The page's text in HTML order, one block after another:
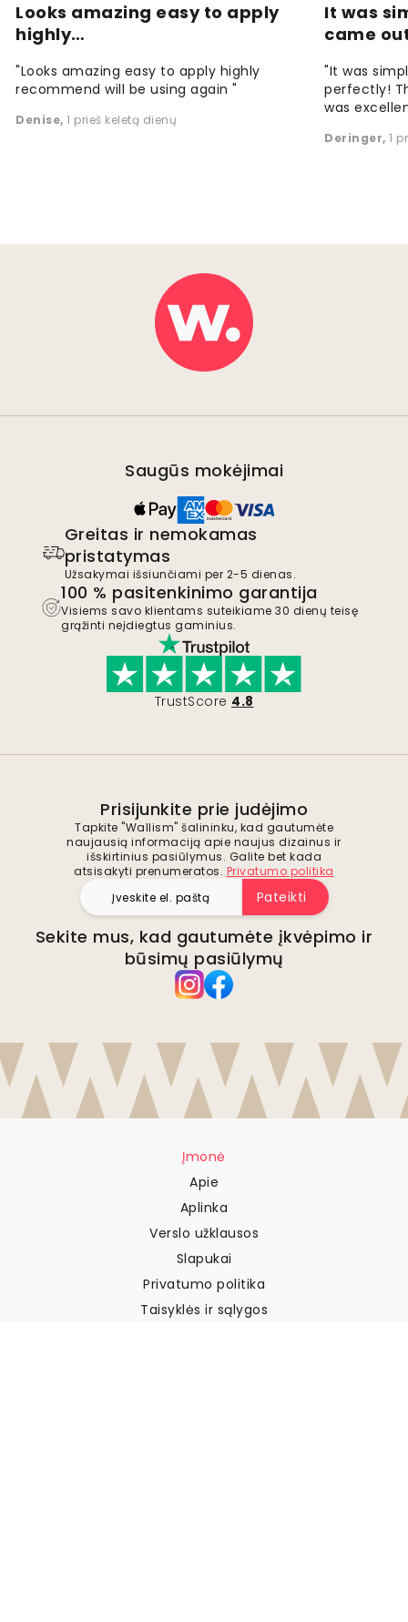
Looks amazing easy to apply
highly…
"Looks amazing easy to apply highly
recommend will be using again "
Denise, 1 prieš keletą dienų
It was
came
"It was
perfectly!
was
Deringer, 1
Saugūs mokėjimai
Greitas ir nemokamas
pristatymas
Užsakymai išsiunčiami per 2-5 dienas.
100 % pasitenkinimo garantija
Visiems savo klientams suteikiame 30 dienų teisę
grąžinti neįdiegtus gaminius.
TrustScore 4.8
Prisijunkite prie judėjimo
Tapkite "Wallism" šalininku, kad gautumėte
naujausią informaciją apie naujus dizainus ir
išskirtinius pasiūlymus. Galite bet kada
atsisakyti prenumeratos. Privatumo politika
Pateikti
Sekite mus, kad gautumėte įkvėpimo ir
būsimų pasiūlymų
Įmonė
Apie
Aplinka
Verslo užklausos
Slapukai
Privatumo politika
Taisyklės ir sąlygos